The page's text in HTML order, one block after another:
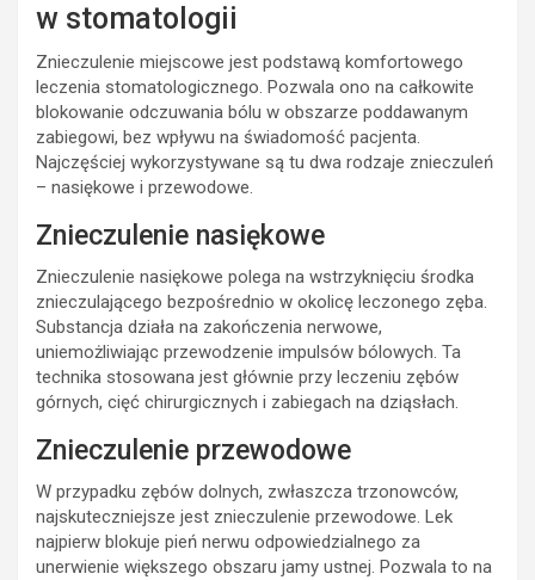
w stomatologii
Znieczulenie miejscowe jest podstawą komfortowego
leczenia stomatologicznego. Pozwala ono na całkowite
blokowanie odczuwania bólu w obszarze poddawanym
zabiegowi, bez wpływu na świadomość pacjenta.
Najczęściej wykorzystywane są tu dwa rodzaje znieczuleń
– nasiękowe i przewodowe.
Znieczulenie nasiękowe
Znieczulenie nasiękowe polega na wstrzyknięciu środka
znieczulającego bezpośrednio w okolicę leczonego zęba.
Substancja działa na zakończenia nerwowe,
uniemożliwiając przewodzenie impulsów bólowych. Ta
technika stosowana jest głównie przy leczeniu zębów
górnych, cięć chirurgicznych i zabiegach na dziąsłach.
Znieczulenie przewodowe
W przypadku zębów dolnych, zwłaszcza trzonowców,
najskuteczniejsze jest znieczulenie przewodowe. Lek
najpierw blokuje pień nerwu odpowiedzialnego za
unerwienie większego obszaru jamy ustnej. Pozwala to na